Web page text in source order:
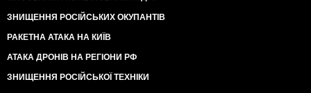
ЗНИЩЕННЯ РОСІЙСЬКИХ ОКУПАНТІВ
РАКЕТНА АТАКА НА КИЇВ
АТАКА ДРОНІВ НА РЕГІОНИ РФ
ЗНИЩЕННЯ РОСІЙСЬКОЇ ТЕХНІКИ